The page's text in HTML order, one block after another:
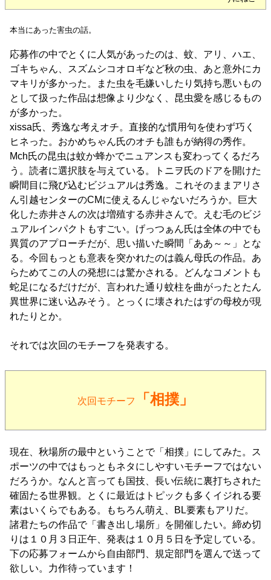
本当にあった害虫の話。
応募作の中でとくに人気があったのは、蚊、アリ、ハエ、
ゴキちゃん、スズムシコオロギなど秋の虫、あと意外にカ
マキリが多かった。また虫を毛嫌いしたり気持ち悪いもの
として扱った作品は想像より少なく、昆虫愛を感じるもの
が多かった。
xissa氏、秀逸な考えオチ。直接的な慣用句を使わず巧く
ヒネった。おかめちゃん氏のオチも誰もが納得の秀作。
Mch氏の昆虫は蚊か蜂かでニュアンスも変わってくるだろ
う。読者に選択肢を与えている。トニヲ氏のドアを開けた
瞬間目に飛び込むビジュアルは秀逸。これそのままアリさ
ん引越センターのCMに使えるんじゃないだろうか。巨大
化した赤井さんの次は増殖する赤井さんで。えむ毛のビジ
ュアルインパクトもすごい。げっつぁん氏は全体の中でも
異質のアプローチだが、思い描いた瞬間「ああ～～」とな
る。今回もっとも意表を突かれたのは義ん母氏の作品。あ
らためてこの人の発想には驚かされる。どんなコメントも
蛇足になるだけだが、言われた通り蚊柱を曲がったとたん
異世界に迷い込みそう。とっくに壊されたはずの母校が現
れたりとか。
それでは次回のモチーフを発表する。
次回モチーフ 「相撲」
現在、秋場所の最中ということで「相撲」にしてみた。ス
ポーツの中ではもっともネタにしやすいモチーフではない
だろうか。なんと言っても国技、長い伝統に裏打ちされた
確固たる世界観。とくに最近はトピックも多くイジれる要
素はいくらでもある。もちろん萌え、BL要素もアリだ。
諸君たちの作品で「書き出し場所」を開催したい。締め切
りは１０月３日正午、発表は１０月５日を予定している。
下の応募フォームから自由部門、規定部門を選んで送って
欲しい。力作待っています！